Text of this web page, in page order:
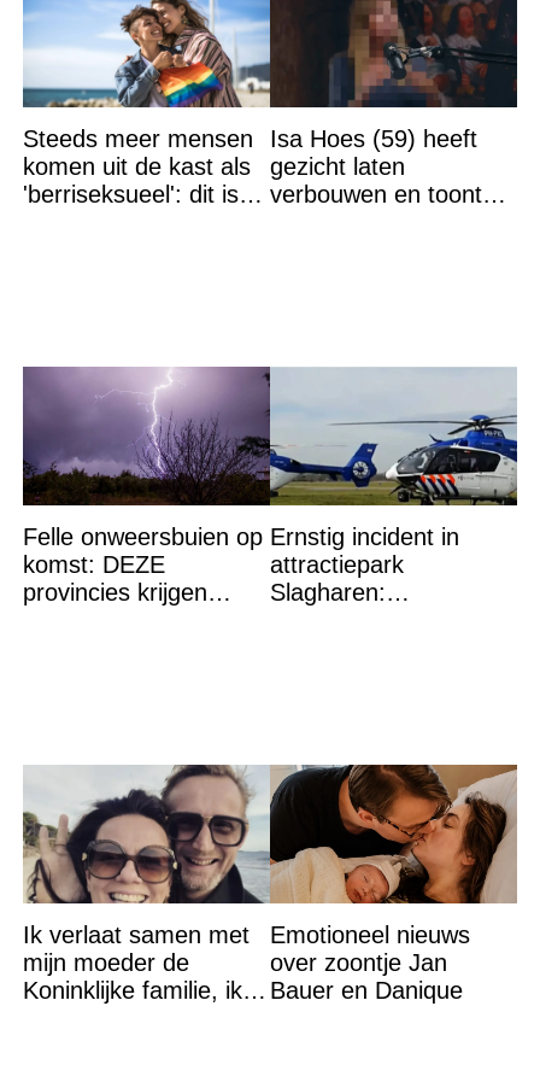
Steeds meer mensen
komen uit de kast als
'berriseksueel': dit is
Isa Hoes (59) heeft
gezicht laten
verbouwen en toont
Felle onweersbuien op
komst: DEZE
provincies krijgen
Ernstig incident in
attractiepark
Slagharen:
Ik verlaat samen met
mijn moeder de
Koninklijke familie, ik
Emotioneel nieuws
over zoontje Jan
Bauer en Danique